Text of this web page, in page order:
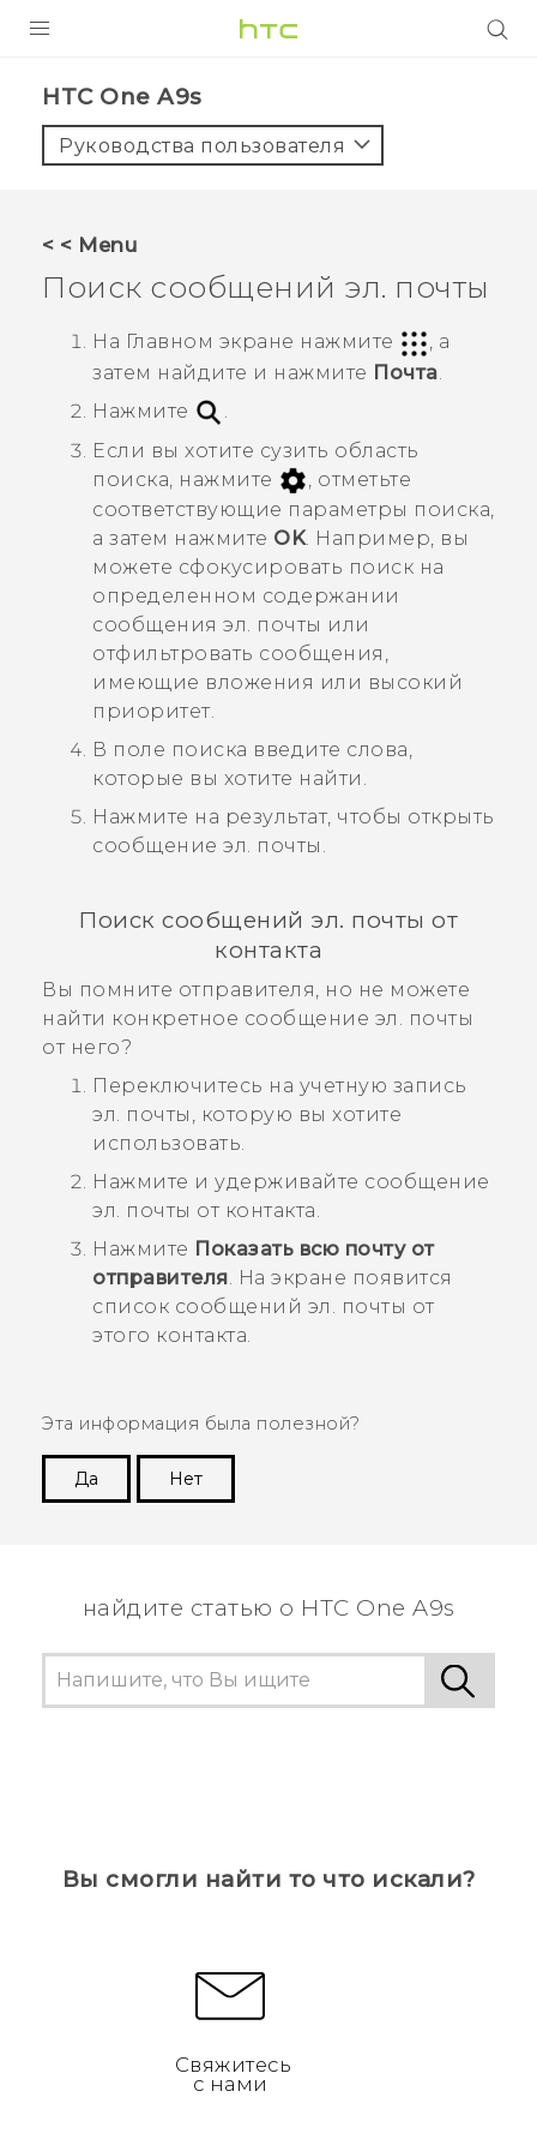
5G
ПОДДЕРЖКА
HTC One A9s‎
Руководства пользователя
< < Menu
Поиск сообщений эл. почты
На Главном экране нажмите
, а
затем найдите и нажмите Почта
Нажмите
Если вы хотите сузить область
поиска, нажмите
, отметьте
соответствующие параметры поиска,
а затем нажмите OK. Например, вы
можете сфокусировать поиск на
определенном содержании
сообщения эл. почты или
отфильтровать сообщения,
имеющие вложения или высокий
приоритет.
В поле поиска введите слова,
которые вы хотите найти.
Нажмите на результат, чтобы открыть
сообщение эл. почты.
Поиск сообщений эл. почты от
контакта
Вы помните отправителя, но не можете
найти конкретное сообщение эл. почты
от него?
Переключитесь на учетную запись
эл. почты, которую вы хотите
использовать.
Нажмите и удерживайте сообщение
эл. почты от контакта.
Нажмите Показать всю почту от
отправителя. На экране появится
список сообщений эл. почты от
этого контакта.
Эта информация была полезной?
Да
Нет
найдите статью о HTC One A9s
Вы смогли найти то что искали?
Свяжитесь
с нами